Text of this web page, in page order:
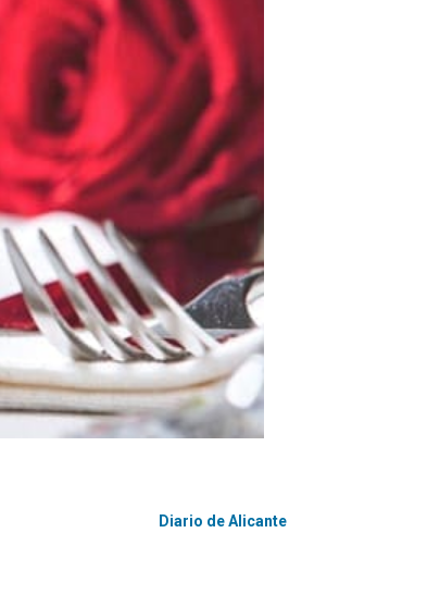
Diario de Alicante